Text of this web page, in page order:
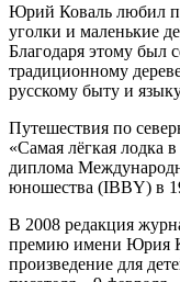
Юрий Коваль любил
уголки и маленькие
Благодаря этому был
традиционному
русскому быту и
Путешествия по
«Самая лёгкая лодка
диплома
юношества (IBBY) в
В 2008 редакция
премию имени Юрия
произведение для